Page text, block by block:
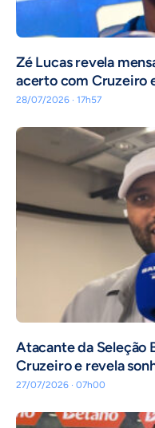
Zé Lucas revela
acerto com Cruzeiro
28/07/2026 · 17h57
Atacante da Seleção
Cruzeiro e revela
27/07/2026 · 07h00